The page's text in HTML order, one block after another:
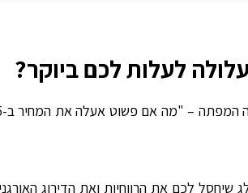
כל סוחר אמזון מכיר את
לכם את הרווחיות ואת הדירוג